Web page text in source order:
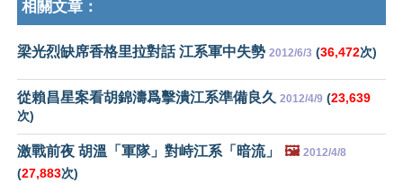
相關文章：
梁光烈缺席香格里拉對話 江系軍中失勢 2012/6/3 (36,472次)
從賴昌星案看胡錦濤爲擊潰江系準備良久 2012/4/9 (23,639
次)
激戰前夜 胡溫「軍隊」對峙江系「暗流」 🖼️ 2012/4/8
(27,883次)